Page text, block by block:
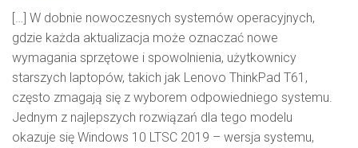
[…] W dobnie nowoczesnych systemów operacyjnych,
gdzie każda aktualizacja może oznaczać nowe
wymagania sprzętowe i spowolnienia, użytkownicy
starszych laptopów, takich jak Lenovo ThinkPad T61,
często zmagają się z wyborem odpowiedniego systemu.
Jednym z najlepszych rozwiązań dla tego modelu
okazuje się Windows 10 LTSC 2019 – wersja systemu,